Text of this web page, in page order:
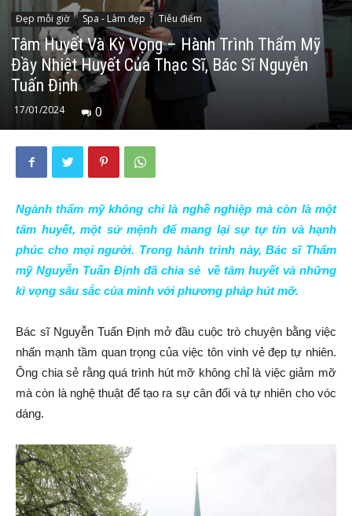
Đẹp mỗi giờ Spa - Làm đẹp Tiêu điểm
Tâm Huyết Và Kỳ Vọng – Hành Trình Thẩm Mỹ
Đầy Nhiệt Huyết Của Thạc Sĩ, Bác Sĩ Nguyễn
Tuấn Định
17/01/2024 0
Ngành thẩm mỹ không chỉ là nghề nghiệp mà còn là một
tâm huyết, một sứ mệnh để mang lại sự tự tin và hạnh
phúc cho mọi người. Trong hành trình này, Bác sĩ Thẩm
mỹ Nguyễn Tuấn Định đã chia sẻ về tâm huyết và những
kì vọng sâu sắc của mình với phương pháp hút mỡ.
Bác sĩ Nguyễn Tuấn Định mở đầu cuộc trò chuyện bằng việc
nhấn mạnh tầm quan trọng của việc tôn vinh vẻ đẹp tự nhiên.
Ông chia sẻ rằng quá trình hút mỡ không chỉ là việc giảm mỡ
mà còn là nghệ thuật để tạo ra sự cân đối và tự nhiên cho vóc
dáng.